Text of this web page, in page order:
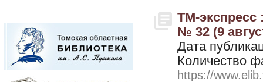
ТМ-экспресс
№ 32 (9
Дата
Количество
https://